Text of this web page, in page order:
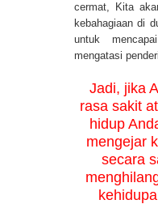
cermat, Kita
kebahagiaan di
untuk
mengatasi
Jadi, jika
rasa sakit
hidup
mengejar
secara